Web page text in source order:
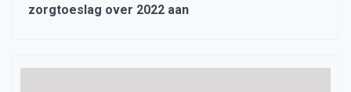
zorgtoeslag over 2022 aan